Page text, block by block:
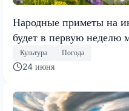
Народные приметы на
будет в первую неделю
Культура Погода
24 июня